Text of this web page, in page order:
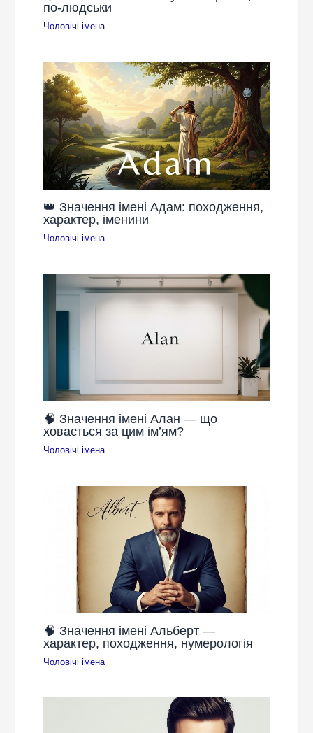
по-людськи
Чоловічі імена
👑 Значення імені Адам: походження,
характер, іменини
Чоловічі імена
🧠 Значення імені Алан — що
ховається за цим ім’ям?
Чоловічі імена
🧠 Значення імені Альберт —
характер, походження, нумерологія
Чоловічі імена